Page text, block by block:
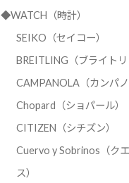
◆WATCH（時計）
SEIKO（セイコー）
BREITLING（ブライトリ
CAMPANOLA（カンパノ
Chopard（ショパール）
CITIZEN（シチズン）
Cuervo y Sobrinos（ク
ス）